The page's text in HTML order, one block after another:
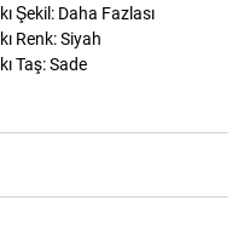
Şekil: Daha Fazlası
Renk: Siyah
Taş: Sade